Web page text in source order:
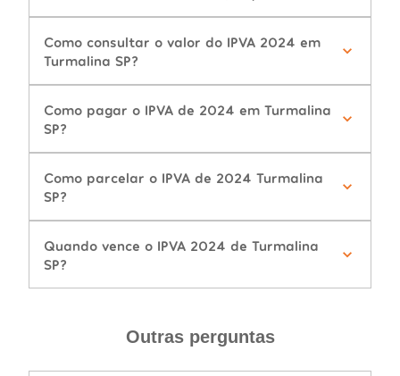
Como consultar o valor do IPVA 2024 em
Turmalina SP?
Como pagar o IPVA de 2024 em Turmalina
SP?
Como parcelar o IPVA de 2024 Turmalina
SP?
Quando vence o IPVA 2024 de Turmalina
SP?
Outras perguntas